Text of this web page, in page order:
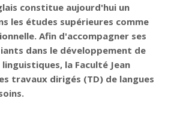
constitue aujourd'hui un
les études supérieures comme
Afin d'accompagner ses
dans le développement de
la Faculté Jean
travaux dirigés (TD) de langues